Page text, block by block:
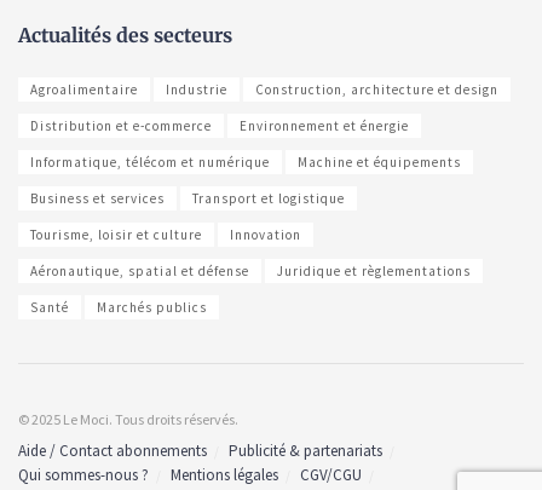
Actualités des secteurs
Agroalimentaire Industrie Construction, architecture et design
Distribution et e-commerce Environnement et énergie
Informatique, télécom et numérique Machine et équipements
Business et services Transport et logistique
Tourisme, loisir et culture Innovation
Aéronautique, spatial et défense Juridique et règlementations
Santé Marchés publics
© 2025 Le Moci. Tous droits réservés.
Aide / Contact abonnements
Publicité & partenariats
Qui sommes-nous ?
Mentions légales
CGV/CGU